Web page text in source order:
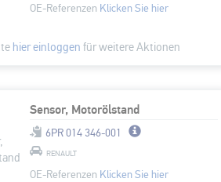
OE-Referenzen Klicken Sie hier
hier einloggen für weitere Aktionen
Sensor, Motorölstand
6PR 014 346-001
RENAULT
OE-Referenzen Klicken Sie hier